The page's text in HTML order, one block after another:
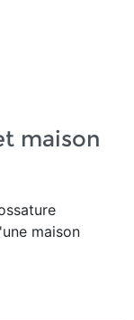
maison
maison